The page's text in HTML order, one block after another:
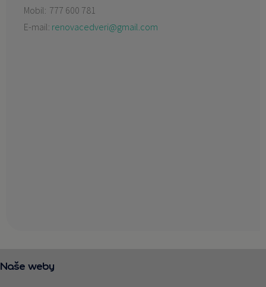
Mobil: 777 600 781
E-mail: renovacedveri@gmail.com
Naše weby